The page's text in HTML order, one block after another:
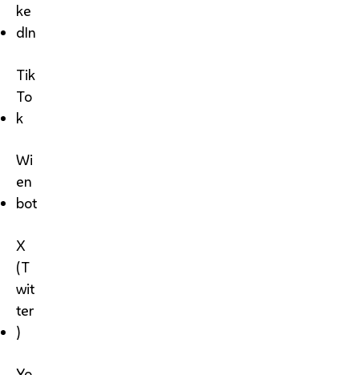
ke
dIn
Tik
To
k
Wi
en
bot
X
(T
wit
ter
)